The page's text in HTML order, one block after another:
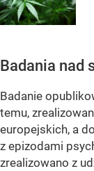
Badania nad
Badanie
temu,
europejskich, a
z epizodami
zrealizowano z